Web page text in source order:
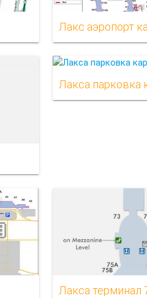
Лакс аэропорт
Лакса парковка
Лакса терминал